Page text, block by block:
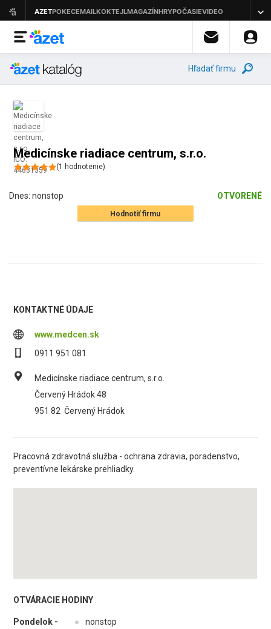
Hľadať firmu
Medicínske riadiace centrum, s.r.o.
(1 hodnotenie)
Dnes: nonstop OTVORENÉ
Hodnotiť firmu
KONTAKTNÉ ÚDAJE
www.medcen.sk
0911 951 081
Medicínske riadiace centrum, s.r.o.
Červený Hrádok 48
951 82 Červený Hrádok
Pracovná zdravotná služba - ochrana zdravia, poradenstvo,
preventívne lekárske prehliadky.
OTVÁRACIE HODINY
Pondelok -
● nonstop